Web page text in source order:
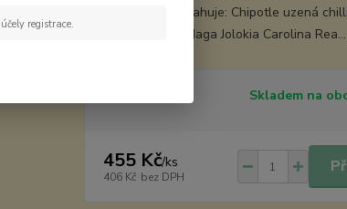
obsahu 13 ml. Obsahuje: Chipotle uzená
Moruga Scorpion Naga Jolokia Carolina Rea...
Skladem na
455 Kč/ks
406 Kč bez DPH
registrace.